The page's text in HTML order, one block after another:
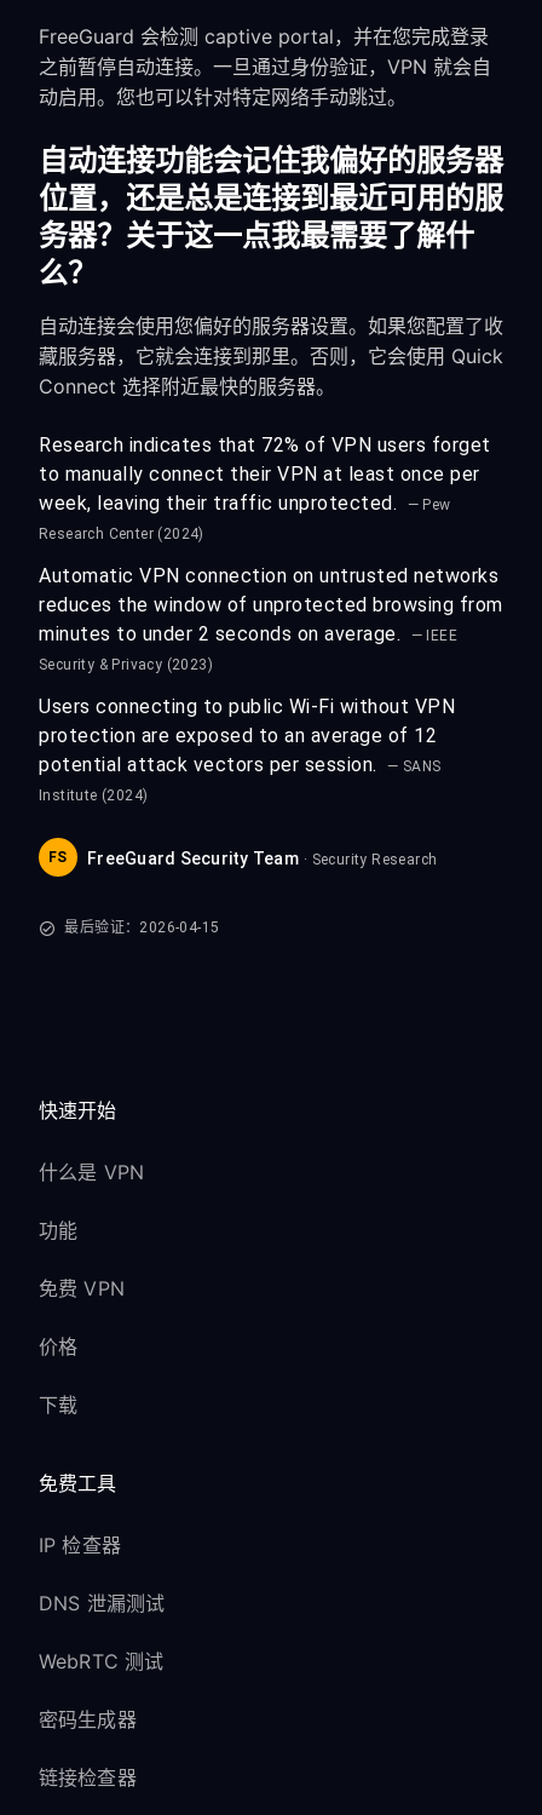
FreeGuard 会检测 captive portal，并在您完成登录
之前暂停自动连接。一旦通过身份验证，VPN 就会自
动启用。您也可以针对特定网络手动跳过。
自动连接功能会记住我偏好的服务器
位置，还是总是连接到最近可用的服
务器？关于这一点我最需要了解什
么？
自动连接会使用您偏好的服务器设置。如果您配置了收
藏服务器，它就会连接到那里。否则，它会使用 Quick
Connect 选择附近最快的服务器。
Research indicates that 72% of VPN users forget
to manually connect their VPN at least once per
week, leaving their traffic unprotected.
— Pew
Research Center (2024)
Automatic VPN connection on untrusted networks
reduces the window of unprotected browsing from
minutes to under 2 seconds on average.
— IEEE
Security & Privacy (2023)
Users connecting to public Wi-Fi without VPN
protection are exposed to an average of 12
potential attack vectors per session.
— SANS
Institute (2024)
FS FreeGuard Security Team · Security Research
最后验证：2026-04-15
快速开始
什么是 VPN
功能
免费 VPN
价格
下载
免费工具
IP 检查器
DNS 泄漏测试
WebRTC 测试
密码生成器
链接检查器